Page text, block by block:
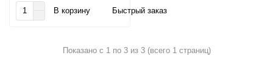
В корзину Быстрый заказ
Показано с 1 по 3 из 3 (всего 1 страниц)